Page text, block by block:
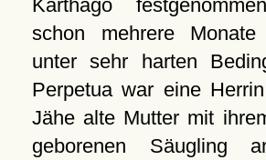
Karthago
schon mehrere
unter sehr harten
Perpetua war eine
Jähe alte Mutter mit
geborenen Säugling